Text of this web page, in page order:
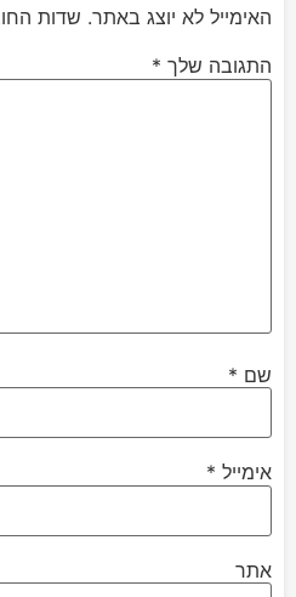
האימייל לא יוצג באתר. שדות
התגובה שלך *
שם *
אימייל *
אתר